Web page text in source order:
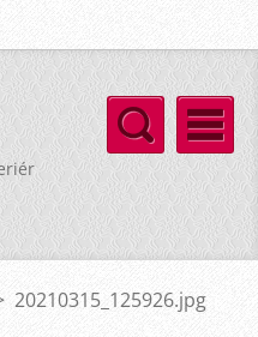
20210315_125926.jpg